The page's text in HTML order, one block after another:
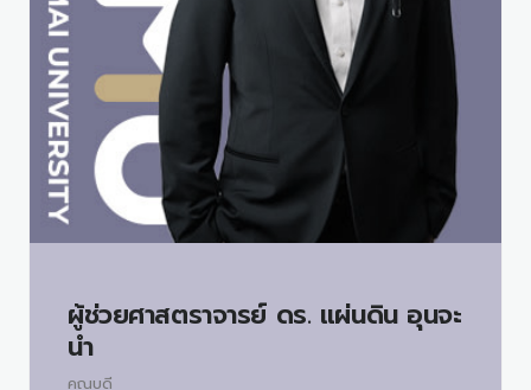
ผู้ช่วยศาสตราจารย์ ดร. แผ่นดิน อุนจะ
นำ
คณบดี